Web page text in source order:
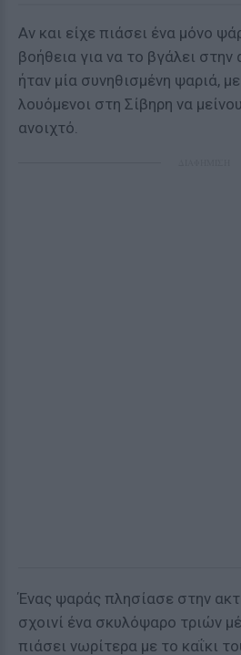
Αν και είχε πιάσει ένα μόνο
βοήθεια για να το βγάλει στην
ήταν μία συνηθισμένη ψαριά,
λουόμενοι στη Σίβηρη να
ανοιχτό.
Ένας ψαράς πλησίασε στην
σχοινί ένα σκυλόψαρο τριών
πιάσει νωρίτερα με το καΐκι